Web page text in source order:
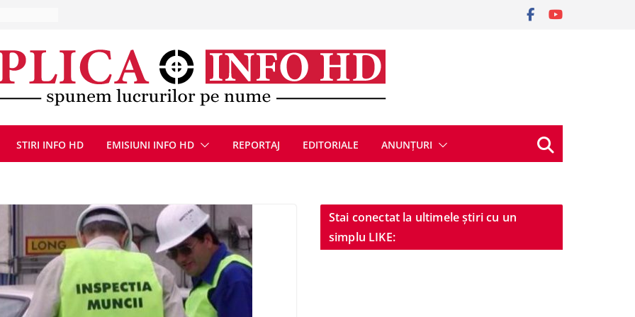
după
se
8 august
STIRI INFO HD EMISIUNI INFO HD REPORTAJ EDITORIALE ANUNȚURI
Stai conectat la ultimele știri cu un
simplu LIKE: